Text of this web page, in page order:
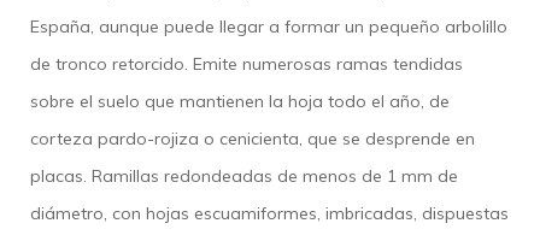
España, aunque puede llegar a formar un pequeño arbolillo
de tronco retorcido. Emite numerosas ramas tendidas
sobre el suelo que mantienen la hoja todo el año, de
corteza pardo-rojiza o cenicienta, que se desprende en
placas. Ramillas redondeadas de menos de 1 mm de
diámetro, con hojas escuamiformes, imbricadas, dispuestas